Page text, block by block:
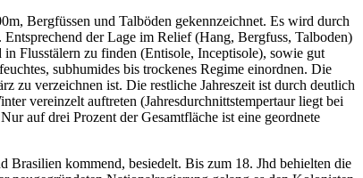
Bergfüssen und Talböden gekennzeichnet. Es wird durch
der Lage im Relief (Hang, Bergfuss, Talboden)
Flusstälern zu finden (Entisole, Inceptisole), sowie gut
subhumides bis trockenes Regime einordnen. Die
zu verzeichnen ist. Die restliche Jahreszeit ist durch deutlich
vereinzelt auftreten (Jahresdurchnittstempertaur liegt bei
auf drei Prozent der Gesamtfläche ist eine geordnete
Brasilien kommend, besiedelt. Bis zum 18. Jhd behielten die